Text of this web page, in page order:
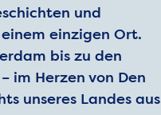
und
einzigen Ort.
bis zu den
im Herzen von Den
unseres Landes aus